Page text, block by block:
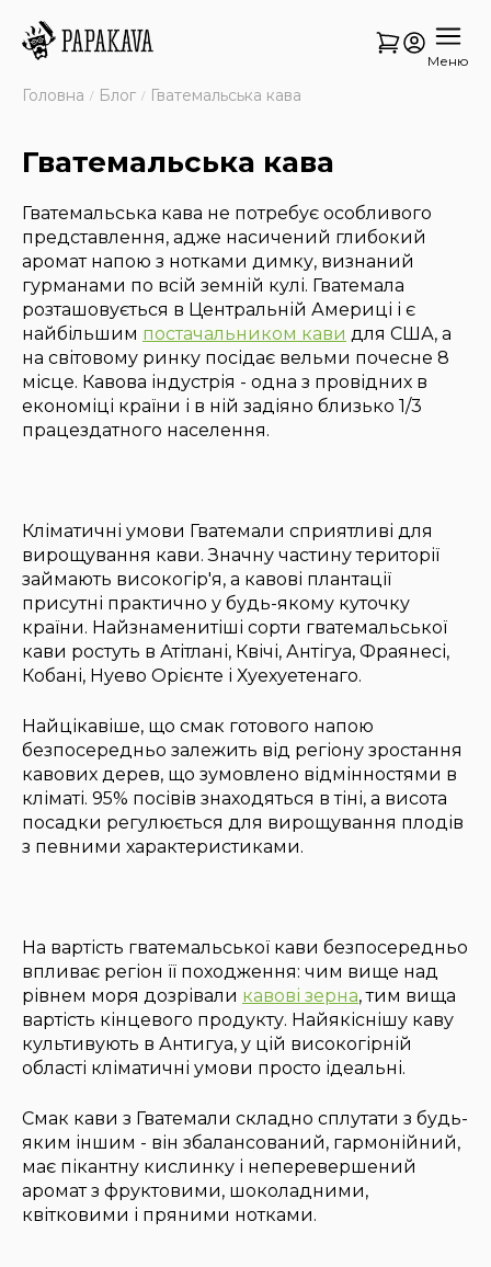
Меню
Головна Блог Гватемальська кава
Гватемальська кава
Гватемальська кава не потребує особливого
представлення, адже насичений глибокий
аромат напою з нотками димку, визнаний
гурманами по всій земній кулі. Гватемала
розташовується в Центральній Америці і є
найбільшим постачальником кави для США, а
на світовому ринку посідає вельми почесне 8
місце. Кавова індустрія - одна з провідних в
економіці країни і в ній задіяно близько 1/3
працездатного населення.
Кліматичні умови Гватемали сприятливі для
вирощування кави. Значну частину території
займають високогір'я, а кавові плантації
присутні практично у будь-якому куточку
країни. Найзнаменитіші сорти гватемальської
кави ростуть в Атітлані, Квічі, Антігуа, Фраянесі,
Кобані, Нуево Орієнте і Хуехуетенаго.
Найцікавіше, що смак готового напою
безпосередньо залежить від регіону зростання
кавових дерев, що зумовлено відмінностями в
кліматі. 95% посівів знаходяться в тіні, а висота
посадки регулюється для вирощування плодів
з певними характеристиками.
На вартість гватемальської кави безпосередньо
впливає регіон її походження: чим вище над
рівнем моря дозрівали кавові зерна, тим вища
вартість кінцевого продукту. Найякіснішу каву
культивують в Антигуа, у цій високогірній
області кліматичні умови просто ідеальні.
Смак кави з Гватемали складно сплутати з будь-
яким іншим - він збалансований, гармонійний,
має пікантну кислинку і неперевершений
аромат з фруктовими, шоколадними,
квітковими і пряними нотками.